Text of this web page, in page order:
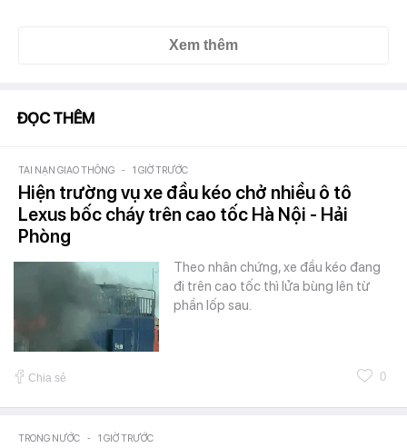
Xem thêm
ĐỌC THÊM
TAI NẠN GIAO THÔNG - 1 GIỜ TRƯỚC
Hiện trường vụ xe đầu kéo chở nhiều ô tô
Lexus bốc cháy trên cao tốc Hà Nội - Hải
Phòng
Theo nhân chứng, xe đầu kéo đang
đi trên cao tốc thì lửa bùng lên từ
phần lốp sau.
Chia sẻ 0
TRONG NƯỚC - 1 GIỜ TRƯỚC